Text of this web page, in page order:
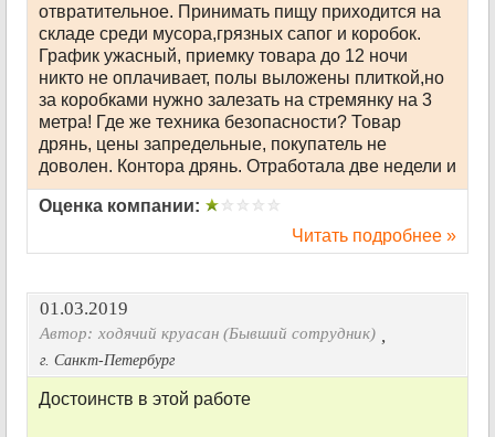
отвратительное. Принимать пищу приходится на
складе среди мусора,грязных сапог и коробок.
График ужасный, приемку товара до 12 ночи
никто не оплачивает, полы выложены плиткой,но
за коробками нужно залезать на стремянку на 3
метра! Где же техника безопасности? Товар
дрянь, цены запредельные, покупатель не
доволен. Контора дрянь. Отработала две недели и
Оценка компании:
Читать подробнее »
01.03.2019
Автор: ходячий круасан (Бывший сотрудник) ,
г. Санкт-Петербург
Достоинств в этой работе